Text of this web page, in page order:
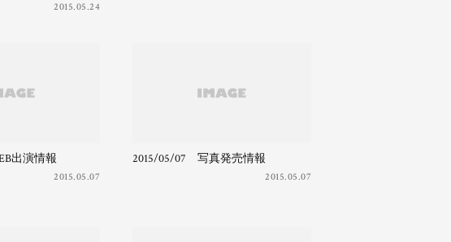
2015.05.24
出演情報
2015.05.07
2015/05/07 写真発売情報
2015.05.07